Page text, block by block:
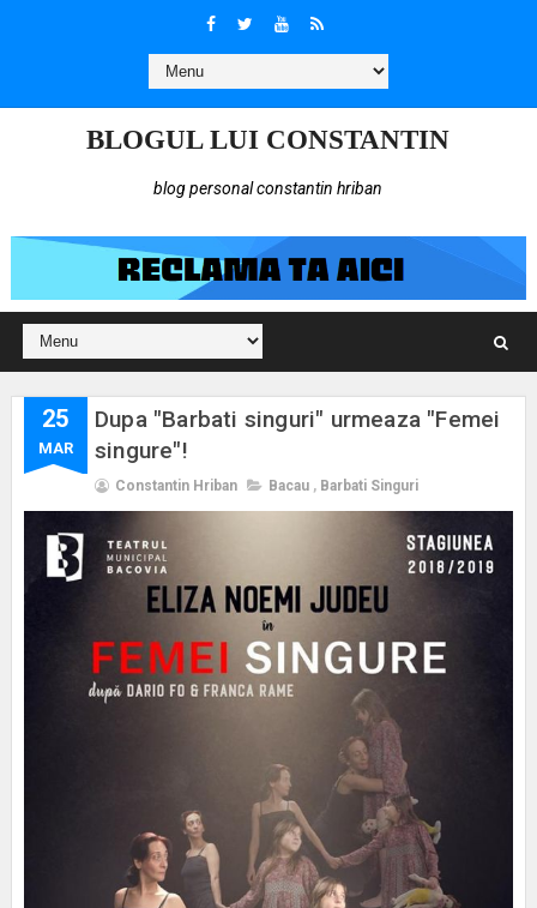
BLOGUL LUI CONSTANTIN
blog personal constantin hriban
25
MAR
Dupa "Barbati singuri" urmeaza "Femei
singure"!
Constantin Hriban Bacau , Barbati Singuri